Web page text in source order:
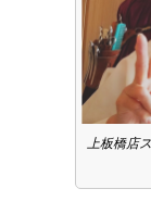
上板橋店